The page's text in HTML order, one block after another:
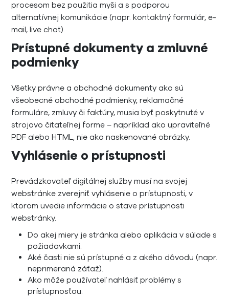
procesom bez použitia myši a s podporou
alternatívnej komunikácie (napr. kontaktný formulár, e-
mail, live chat).
Prístupné dokumenty a zmluvné
podmienky
Všetky právne a obchodné dokumenty ako sú
všeobecné obchodné podmienky, reklamačné
formuláre, zmluvy či faktúry, musia byť poskytnuté v
strojovo čitateľnej forme – napríklad ako upraviteľné
PDF alebo HTML, nie ako naskenované obrázky.
Vyhlásenie o prístupnosti
Prevádzkovateľ digitálnej služby musí na svojej
webstránke zverejniť vyhlásenie o prístupnosti, v
ktorom uvedie informácie o stave prístupnosti
webstránky.
Do akej miery je stránka alebo aplikácia v súlade s
požiadavkami.
Aké časti nie sú prístupné a z akého dôvodu (napr.
neprimeraná záťaž).
Ako môže používateľ nahlásiť problémy s
prístupnosťou.